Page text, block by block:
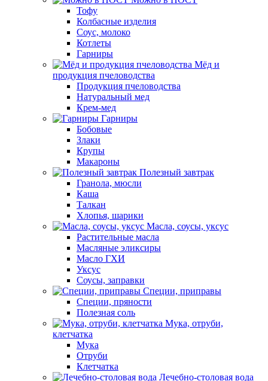
Тофу
Колбасные изделия
Соус, молоко
Котлеты
Гарниры
Мёд и
продукция пчеловодства
Продукция пчеловодства
Натуральный мед
Крем-мед
Гарниры
Бобовые
Злаки
Крупы
Макароны
Полезный завтрак
Гранола, мюсли
Каша
Талкан
Хлопья, шарики
Масла, соусы, уксус
Растительные масла
Масляные эликсиры
Масло ГХИ
Уксус
Соусы, заправки
Специи, приправы
Специи, пряности
Полезная соль
Мука, отруби,
клетчатка
Мука
Отруби
Клетчатка
Лечебно-столовая вода